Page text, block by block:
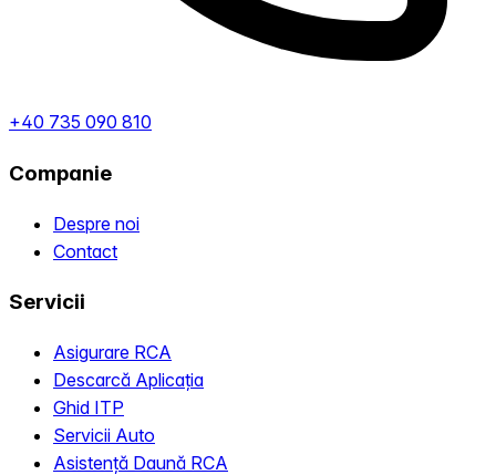
+40 735 090 810
Companie
Despre noi
Contact
Servicii
Asigurare RCA
Descarcă Aplicația
Ghid ITP
Servicii Auto
Asistență Daună RCA